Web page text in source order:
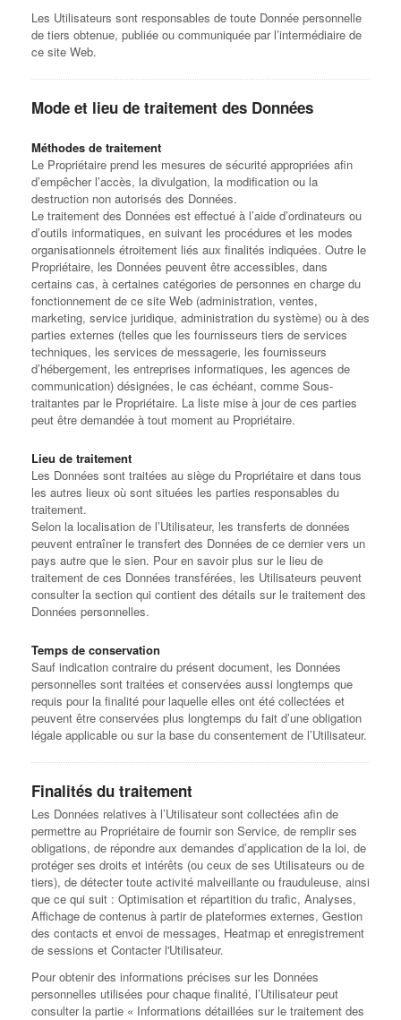
Les Utilisateurs sont responsables de toute Donnée personnelle
de tiers obtenue, publiée ou communiquée par l’intermédiaire de
ce site Web.
Mode et lieu de traitement des Données
Méthodes de traitement
Le Propriétaire prend les mesures de sécurité appropriées afin
d’empêcher l’accès, la divulgation, la modification ou la
destruction non autorisés des Données.
Le traitement des Données est effectué à l’aide d’ordinateurs ou
d’outils informatiques, en suivant les procédures et les modes
organisationnels étroitement liés aux finalités indiquées. Outre le
Propriétaire, les Données peuvent être accessibles, dans
certains cas, à certaines catégories de personnes en charge du
fonctionnement de ce site Web (administration, ventes,
marketing, service juridique, administration du système) ou à des
parties externes (telles que les fournisseurs tiers de services
techniques, les services de messagerie, les fournisseurs
d’hébergement, les entreprises informatiques, les agences de
communication) désignées, le cas échéant, comme Sous-
traitantes par le Propriétaire. La liste mise à jour de ces parties
peut être demandée à tout moment au Propriétaire.
Lieu de traitement
Les Données sont traitées au siège du Propriétaire et dans tous
les autres lieux où sont situées les parties responsables du
traitement.
Selon la localisation de l’Utilisateur, les transferts de données
peuvent entraîner le transfert des Données de ce dernier vers un
pays autre que le sien. Pour en savoir plus sur le lieu de
traitement de ces Données transférées, les Utilisateurs peuvent
consulter la section qui contient des détails sur le traitement des
Données personnelles.
Temps de conservation
Sauf indication contraire du présent document, les Données
personnelles sont traitées et conservées aussi longtemps que
requis pour la finalité pour laquelle elles ont été collectées et
peuvent être conservées plus longtemps du fait d’une obligation
légale applicable ou sur la base du consentement de l’Utilisateur.
Finalités du traitement
Les Données relatives à l’Utilisateur sont collectées afin de
permettre au Propriétaire de fournir son Service, de remplir ses
obligations, de répondre aux demandes d’application de la loi, de
protéger ses droits et intérêts (ou ceux de ses Utilisateurs ou de
tiers), de détecter toute activité malveillante ou frauduleuse, ainsi
que ce qui suit : Optimisation et répartition du trafic, Analyses,
Affichage de contenus à partir de plateformes externes, Gestion
des contacts et envoi de messages, Heatmap et enregistrement
de sessions et Contacter l'Utilisateur.
Pour obtenir des informations précises sur les Données
personnelles utilisées pour chaque finalité, l’Utilisateur peut
consulter la partie « Informations détaillées sur le traitement des